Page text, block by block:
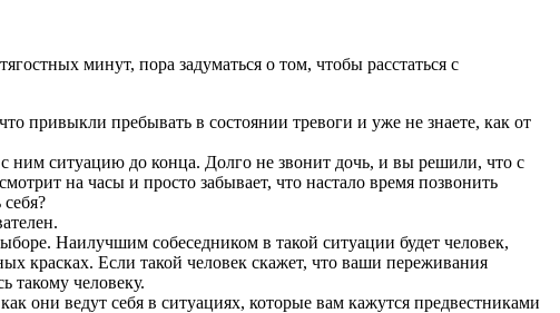
минут, пора задуматься о том, чтобы расстаться с
привыкли пребывать в состоянии тревоги и уже не знаете, как от
ним ситуацию до конца. Долго не звонит дочь, и вы решили, что с
на часы и просто забывает, что настало время позвонить
Наилучшим собеседником в такой ситуации будет человек,
красках. Если такой человек скажет, что ваши переживания
такому человеку.
они ведут себя в ситуациях, которые вам кажутся предвестниками